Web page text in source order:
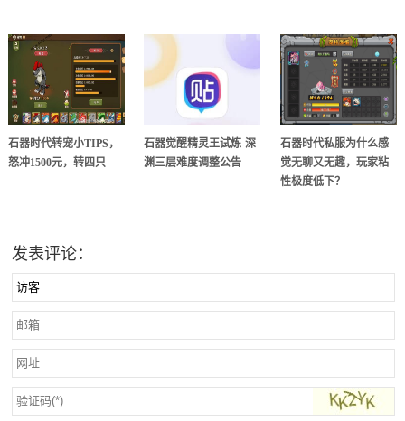
石器时代转宠小TIPS，
怒冲1500元，转四只
石器觉醒精灵王试炼-深
渊三层难度调整公告
石器时代私服为什么感
觉无聊又无趣，玩家粘
性极度低下？
发表评论：